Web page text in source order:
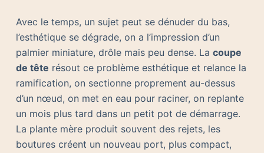
Avec le temps, un sujet peut se dénuder du bas,
l’esthétique se dégrade, on a l’impression d’un
palmier miniature, drôle mais peu dense. La coupe
de tête résout ce problème esthétique et relance la
ramification, on sectionne proprement au-dessus
d’un nœud, on met en eau pour raciner, on replante
un mois plus tard dans un petit pot de démarrage.
La plante mère produit souvent des rejets, les
boutures créent un nouveau port, plus compact,